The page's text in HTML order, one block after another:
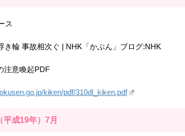
ス
き輪 事故相次ぐ | NHK「かぶん」ブログ:NHK
注意喚起PDF
kiken/pdf/310dl_kiken.pdf
平成19年）7月